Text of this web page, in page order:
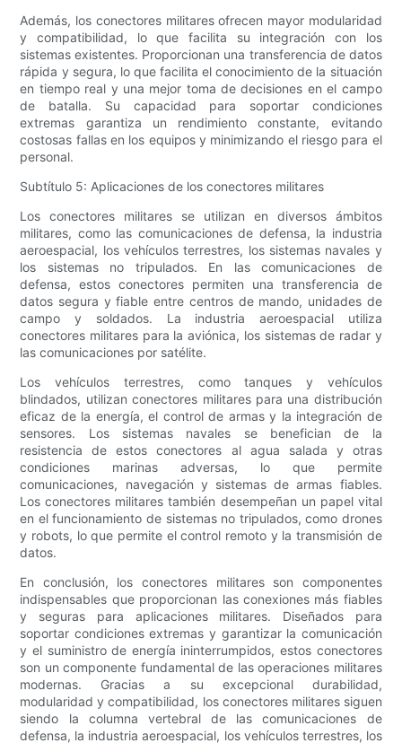
Además, los conectores militares ofrecen mayor modularidad
y compatibilidad, lo que facilita su integración con los
sistemas existentes. Proporcionan una transferencia de datos
rápida y segura, lo que facilita el conocimiento de la situación
en tiempo real y una mejor toma de decisiones en el campo
de batalla. Su capacidad para soportar condiciones
extremas garantiza un rendimiento constante, evitando
costosas fallas en los equipos y minimizando el riesgo para el
personal.
Subtítulo 5: Aplicaciones de los conectores militares
Los conectores militares se utilizan en diversos ámbitos
militares, como las comunicaciones de defensa, la industria
aeroespacial, los vehículos terrestres, los sistemas navales y
los sistemas no tripulados. En las comunicaciones de
defensa, estos conectores permiten una transferencia de
datos segura y fiable entre centros de mando, unidades de
campo y soldados. La industria aeroespacial utiliza
conectores militares para la aviónica, los sistemas de radar y
las comunicaciones por satélite.
Los vehículos terrestres, como tanques y vehículos
blindados, utilizan conectores militares para una distribución
eficaz de la energía, el control de armas y la integración de
sensores. Los sistemas navales se benefician de la
resistencia de estos conectores al agua salada y otras
condiciones marinas adversas, lo que permite
comunicaciones, navegación y sistemas de armas fiables.
Los conectores militares también desempeñan un papel vital
en el funcionamiento de sistemas no tripulados, como drones
y robots, lo que permite el control remoto y la transmisión de
datos.
En conclusión, los conectores militares son componentes
indispensables que proporcionan las conexiones más fiables
y seguras para aplicaciones militares. Diseñados para
soportar condiciones extremas y garantizar la comunicación
y el suministro de energía ininterrumpidos, estos conectores
son un componente fundamental de las operaciones militares
modernas. Gracias a su excepcional durabilidad,
modularidad y compatibilidad, los conectores militares siguen
siendo la columna vertebral de las comunicaciones de
defensa, la industria aeroespacial, los vehículos terrestres, los